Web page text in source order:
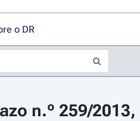
o DR
n.º 259/